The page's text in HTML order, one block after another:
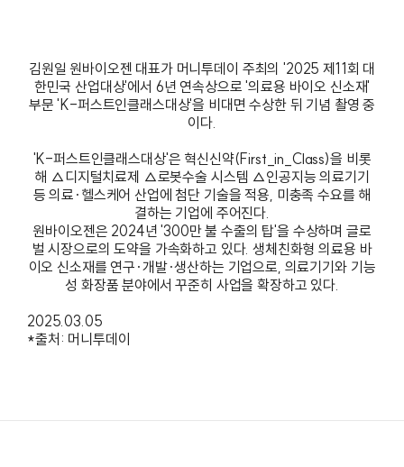
김원일 원바이오젠 대표가 머니투데이 주최의 '2025 제11회 대
한민국 산업대상'에서 6년 연속상으로 '의료용 바이오 신소재'
부문 'K-퍼스트인클래스대상'을 비대면 수상한 뒤 기념 촬영 중
이다.
'K-퍼스트인클래스대상'은 혁신신약(First_in_Class)을 비롯
해 △디지털치료제 △로봇수술 시스템 △인공지능 의료기기
등 의료·헬스케어 산업에 첨단 기술을 적용, 미충족 수요를 해
결하는 기업에 주어진다.
원바이오젠은 2024년 '300만 불 수출의 탑'을 수상하며 글로
벌 시장으로의 도약을 가속화하고 있다. 생체친화형 의료용 바
이오 신소재를 연구·개발·생산하는 기업으로, 의료기기와 기능
성 화장품 분야에서 꾸준히 사업을 확장하고 있다.
2025.03.05
*출처: 머니투데이